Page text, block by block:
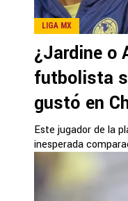
LIGA MX
¿Jardine o
futbolista
gustó en
Este jugador de la
inesperada